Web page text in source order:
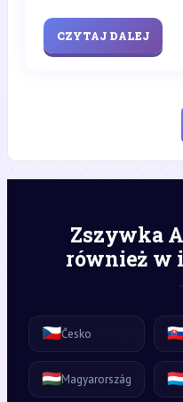
CZYTAJ DALEJ
Zszywka
również w
🇨🇿Česko
🇭🇺Magyarország